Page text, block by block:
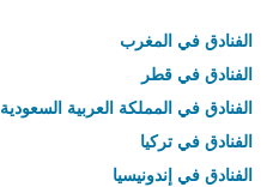
الفنادق في المغرب
الفنادق في قطر
الفنادق في المملكة العربية السعودية
الفنادق في تركيا
الفنادق في إندونيسيا